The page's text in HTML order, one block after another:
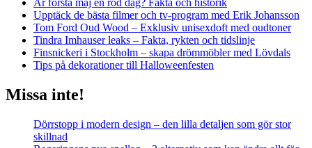
Är första maj en röd dag? Fakta och historik
Upptäck de bästa filmer och tv-program med Erik Johansson
Tom Ford Oud Wood – Exklusiv unisexdoft med oudtoner
Tindra Imhauser leaks – Fakta, rykten och tidslinje
Finsnickeri i Stockholm – skapa drömmöbler med Lövdals
Tips på dekorationer till Halloweenfesten
Missa inte!
Dörrstopp i modern design – den lilla detaljen som gör stor
skillnad